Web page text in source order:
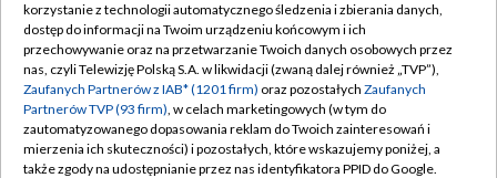
TVP
Abonament TVP
Emisja w TVP
Centrum informacji TVP
Naziemna Telewizja Cyfrowa
Regulamin TVP
Polityka prywatności
Moje zgody
Pomoc
korzystanie z technologii automatycznego śledzenia i zbierania danych,
dostęp do informacji na Twoim urządzeniu końcowym i ich
przechowywanie oraz na przetwarzanie Twoich danych osobowych przez
nas, czyli Telewizję Polską S.A. w likwidacji (zwaną dalej również „TVP”),
Zaufanych Partnerów z IAB* (1201 firm) oraz pozostałych Zaufanych
Partnerów TVP (93 firm), w celach marketingowych (w tym do
zautomatyzowanego dopasowania reklam do Twoich zainteresowań i
mierzenia ich skuteczności) i pozostałych, które wskazujemy poniżej, a
także zgody na udostępnianie przez nas identyfikatora PPID do Google.